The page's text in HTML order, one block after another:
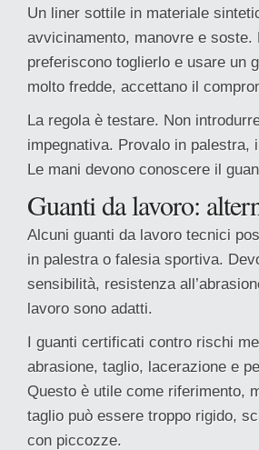
Un liner sottile in materiale
avvicinamento, manovre e
preferiscono toglierlo e usare un
molto fredde, accettano il
La regola è testare. Non
impegnativa. Provalo in palestra,
Le mani devono conoscere il
Guanti da lavoro:
Alcuni guanti da lavoro tecnici
in palestra o falesia sportiva.
sensibilità, resistenza
lavoro sono adatti.
I guanti certificati contro rischi
abrasione, taglio, lacerazione e
Questo è utile come riferimento,
taglio può essere troppo rigido,
con piccozze.